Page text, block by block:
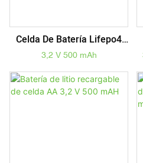
Celda De Batería Lifepo4
14500 3,2 V 500 MAh AA
3,2 V 500 mAh